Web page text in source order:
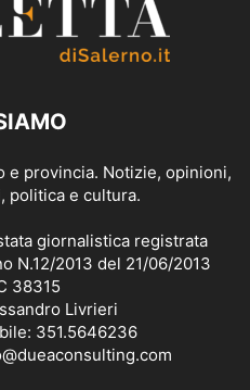
e provincia. Notizie, opinioni,
politica e cultura.
giornalistica registrata
N.12/2013 del 21/06/2013
38315
Livrieri
351.5646236